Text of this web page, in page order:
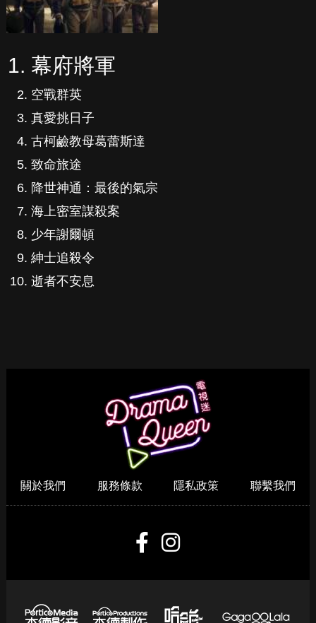
幕府將軍
空戰群英
真愛挑日子
古柯鹼教母葛蕾斯達
致命旅途
降世神通：最後的氣宗